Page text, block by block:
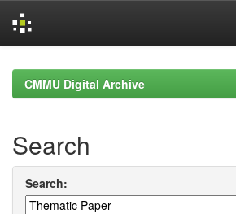
navigationCMMU Digital Archive
Search
Search: